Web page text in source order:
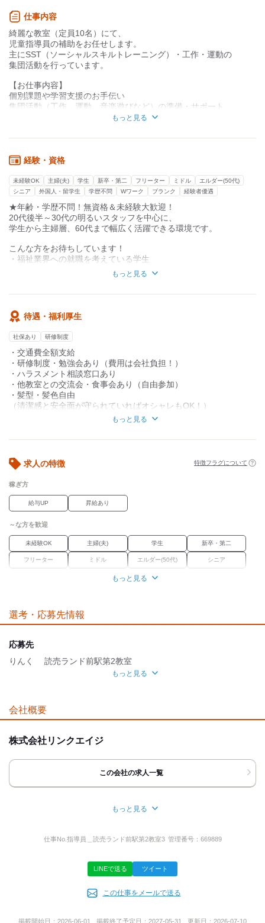
★シフト相談◎週1日～で家庭や学校と両立◎
授業やサークル、家事など、ライフスタイルに合わせた働き方が
可能です。
しかも完全土日休みなのでプライベートの予定もしっかりキー
残業もほぼないため、19時にピタッと退勤して
仕事後の予定にバッチリ間に合います！
★あなたの「好き」や「アイデア」が子どもたちの笑顔になる！
音楽や工作、お喋りなど、あなたの個性が最高の武器になりま
「こんなプログラムやってみたい！」と提案すると
周りのスタッフが「いいね！やってみよう！」と
前向きに受け入れる柔軟な風土です。
無資格・未経験から始めても
やりがい満点のお仕事です！
仕事内容
綺麗な教室（定員10名）にて、
児童指導員の補助をお任せします。
主にSST（ソーシャルスキルトレーニング）・工作・運動の
集団活動を行っています。
【お仕事内容】
個別課題や学習支援のお手伝い
集団活動（工作、運動、音楽遊びなど）の準備・サポート
送迎業務（社用車使用／AT限定可。運転が不安な方は添乗からで
簡単な事務作業の補助
★未経験でも安心のサポート体制！
ます。
最初は先輩がとなりについてイチから丁寧にお教えするので、
業界が初めての方や、これから専門知識を学びたい学生さんも安
心してスタートできますよ
もっと見る
経験・資格
未経験OK 主婦(夫) 学生 新卒・第二 フリーター ミドル
エルダー(50代)
シニア
外国人・留学生 学歴不問 Wワーク ブランク 経験者優遇
★年齢・学歴不問！無資格＆未経験大歓迎！
20代後半～30代の明るいスタッフを中心に、
学生から主婦層、60代まで幅広く活躍できる環境です。
こんな方をお待ちしています！
・福祉業界への就職を考えている学生
・子育てや家事と両立して、柔軟に働きたい方
・子どもの成長を一緒に楽しみ、前向きな方
・児童指導員任用資格
・保育士
・教員免許
・社会福祉士
・精神保健福祉士
もっと見る
待遇・福利厚生
社保あり 研修制度
・交通費全額支給
・研修制度・勉強会あり（費用は会社負担！）
・ハラスメント相談窓口あり
・他教室との交流会・食事会あり（自由参加）
・髪型・髪色自由
（清潔感と安全面が守られていればオシャレもOK！）
もっと見る
求人の特徴 特徴フラグについて
稼ぎ方
給与UP 昇給あり
～な方を歓迎
未経験OK 主婦(夫) 学生 新卒・第二
フリーター ミドル エルダー(50代) シニア
Wワーク
職場環境
研修制度
髪自由
もっと見る
選考・応募先情報
応募先
りんく 読売ランド前駅第2教室
[最寄駅]
神奈川県 川崎市多摩区⁄読売ランド前駅 (徒歩 8分)
[住所]
アクセス詳細を見る
ありがとうございます！
思っていただけましたら
下記の方法でご連絡ください。
もっと見る
会社概要
株式会社リンクエイジ
この会社の求人一覧
東京都渋谷区道玄坂1丁目19-9 第一暁ビル5F
もっと見る
仕事No. 指導員＿読売ランド前駅第2教室3 管理番号： 669889
LINEで送る ツイート
この仕事をメールで送る
掲載開始日： 2026-06-01 掲載終了予定日： 2027-05-31 更新日： 2026-07-10